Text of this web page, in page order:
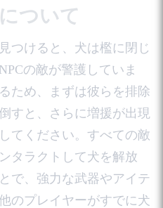
ついて
つけると、犬は檻に閉じ
の敵が警護していま
ため、まずは彼らを排除
すと、さらに増援が出現
てください。すべての敵
タラクトして犬を解放
で、強力な武器やアイテ
のプレイヤーがすでに犬